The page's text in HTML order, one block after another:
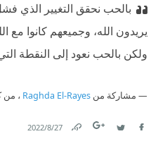
بالحب نحقق التغيير الذي
يريدون الله، وجميعهم كانوا مع
ولكن بالحب نعود إلى النقطة
مشاركة من Raghda El-Rayes ، من
27‏/8‏/2022